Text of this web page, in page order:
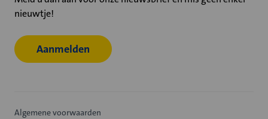
nieuwtje!
Aanmelden
Algemene voorwaarden